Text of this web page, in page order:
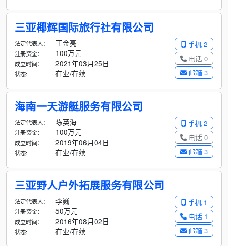
三亚椰辉国际旅行社有限公司
手机 2
电话 0
邮箱 3
法定代表人： 王金亮
注册资金： 100万元
成立时间： 2021年03月25日
状态: 在业/存续
海南一天游艇服务有限公司
手机 2
电话 0
邮箱 3
法定代表人： 陈英海
注册资金： 100万元
成立时间： 2019年06月04日
状态: 在业/存续
三亚野人户外拓展服务有限公司
手机 1
电话 1
邮箱 3
法定代表人： 李巍
注册资金： 50万元
成立时间： 2016年08月02日
状态: 在业/存续